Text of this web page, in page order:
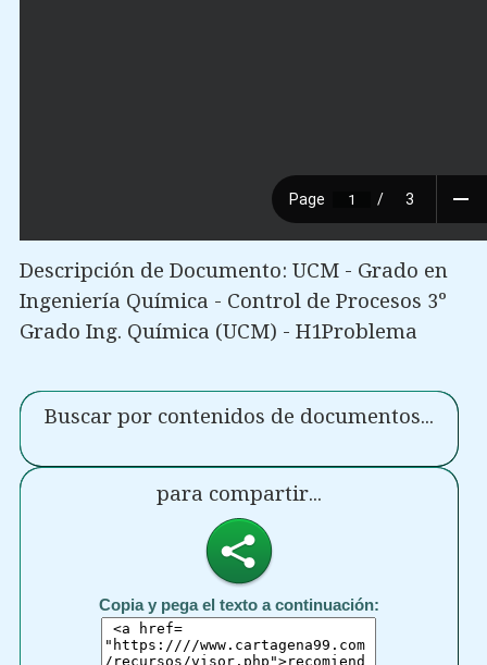
Descripción de Documento: UCM - Grado en
Ingeniería Química - Control de Procesos 3º
Grado Ing. Química (UCM) - H1Problema
Buscar por contenidos de documentos...
para compartir...
Copia y pega el texto a continuación: